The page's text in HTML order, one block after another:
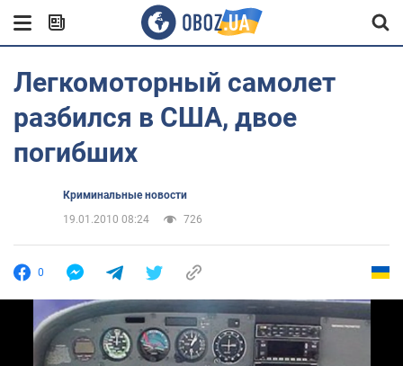
Легкомоторный самолет
разбился в США, двое
погибших
Криминальные новости
19.01.2010 08:24
726
0